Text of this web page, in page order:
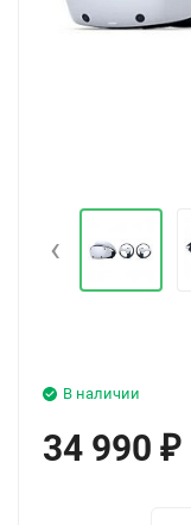
‹
В наличии
34 990 ₽